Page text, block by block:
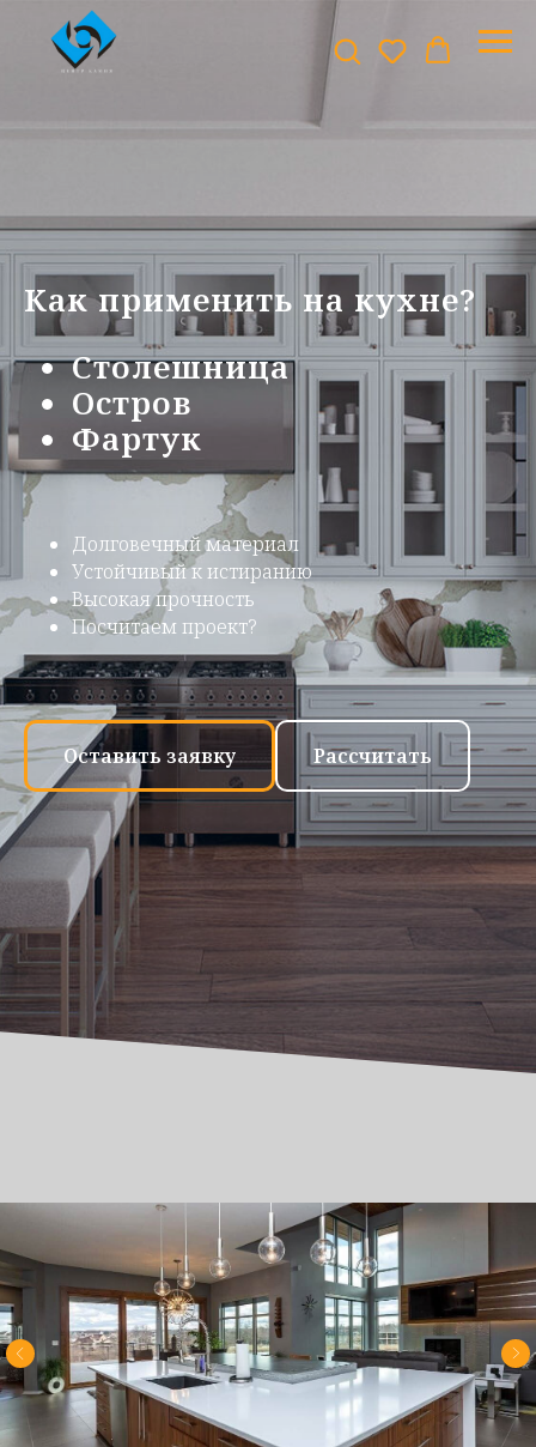
Как применить на кухне?
Столешница
Остров
Фартук
Долговечный материал
Устойчивый к истиранию
Высокая прочность
Посчитаем проект?
Оставить заявку Рассчитать